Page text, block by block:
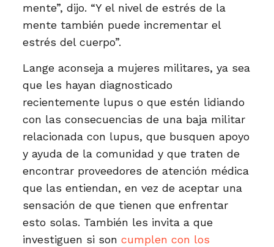
mente”, dijo. “Y el nivel de estrés de la
mente también puede incrementar el
estrés del cuerpo”.
Lange aconseja a mujeres militares, ya sea
que les hayan diagnosticado
recientemente lupus o que estén lidiando
con las consecuencias de una baja militar
relacionada con lupus, que busquen apoyo
y ayuda de la comunidad y que traten de
encontrar proveedores de atención médica
que las entiendan, en vez de aceptar una
sensación de que tienen que enfrentar
esto solas. También les invita a que
investiguen si son cumplen con los